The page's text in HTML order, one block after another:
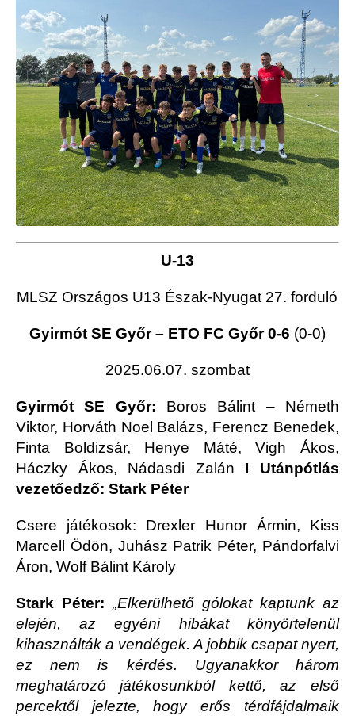
U-13
MLSZ Országos U13 Észak-Nyugat 27. forduló
Gyirmót SE Győr – ETO FC Győr 0-6 (0-0)
2025.06.07. szombat
Gyirmót SE Győr: Boros Bálint – Németh
Viktor, Horváth Noel Balázs, Ferencz Benedek,
Finta Boldizsár, Henye Máté, Vigh Ákos,
Háczky Ákos, Nádasdi Zalán I Utánpótlás
vezetőedző: Stark Péter
Csere játékosok: Drexler Hunor Ármin, Kiss
Marcell Ödön, Juhász Patrik Péter, Pándorfalvi
Áron, Wolf Bálint Károly
Stark Péter: „Elkerülhető gólokat kaptunk az
elején, az egyéni hibákat könyörtelenül
kihasználták a vendégek. A jobbik csapat nyert,
ez nem is kérdés. Ugyanakkor három
meghatározó játékosunkból kettő, az első
percektől jelezte, hogy erős térdfájdalmaik